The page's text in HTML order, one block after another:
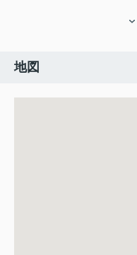
地図